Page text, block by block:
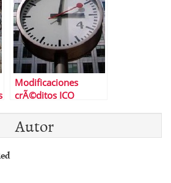
Modificaciones
crÃ©ditos ICO
El ICO esta igual de
nervioso que el
Autor